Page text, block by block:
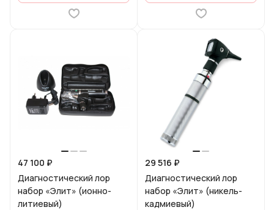
47 100 ₽
Диагностический лор
набор «Элит» (ионно-
литиевый)
29 516 ₽
Диагностический лор
набор «Элит» (никель-
кадмиевый)